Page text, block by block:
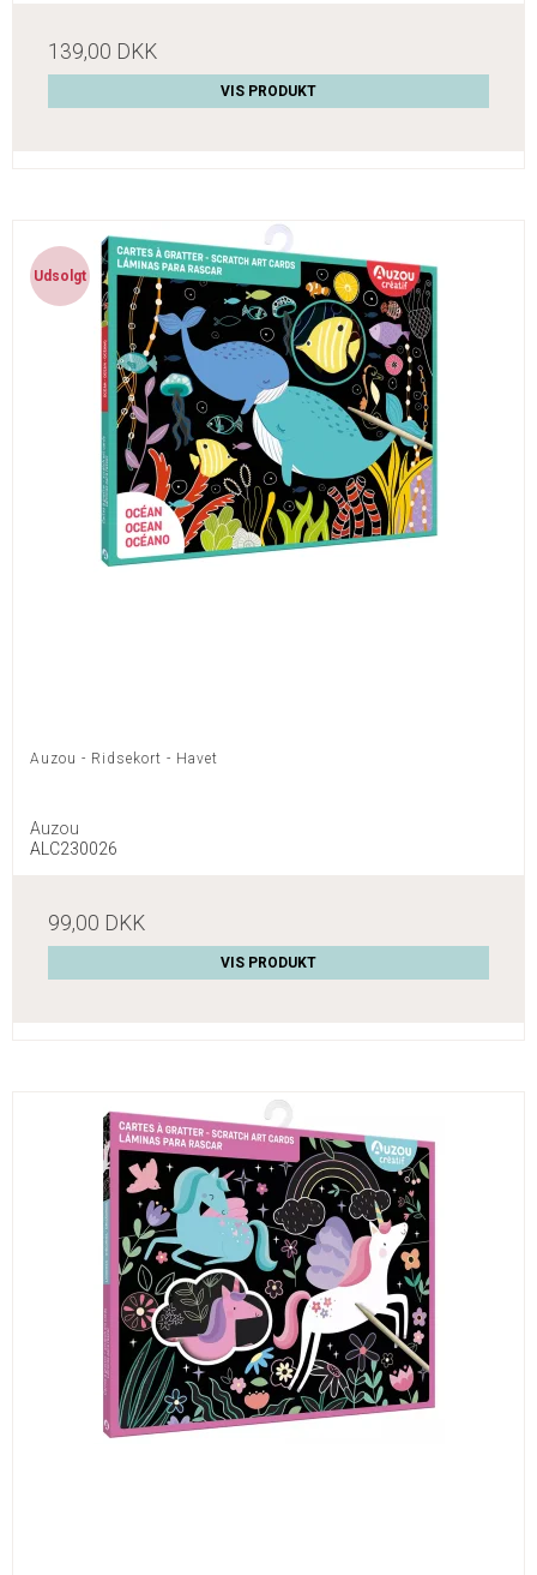
139,00 DKK
VIS PRODUKT
Udsolgt
Auzou - Ridsekort - Havet
Auzou
ALC230026
99,00 DKK
VIS PRODUKT